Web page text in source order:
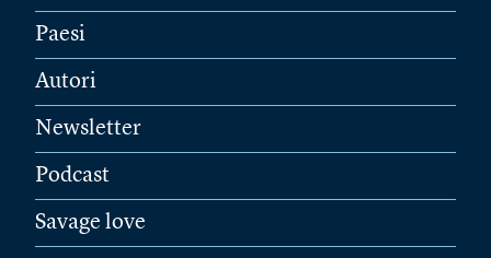
Paesi
Autori
Newsletter
Podcast
Savage love